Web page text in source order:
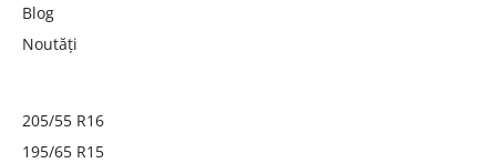
Blog
Noutăți
205/55 R16
195/65 R15